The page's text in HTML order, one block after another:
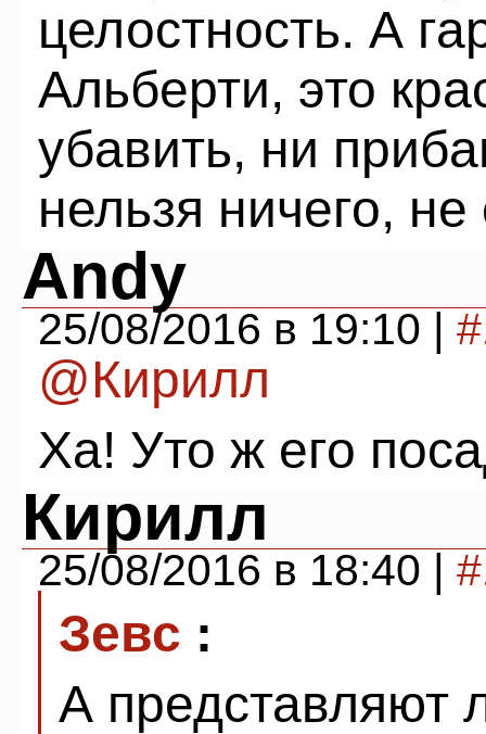
целостность. А
Альберти, это
убавить, ни
нельзя ничего,
Andy
25/08/2016 в 19:10 |
@Кирилл
Ха! Уто ж его
Кирилл
25/08/2016 в 18:40 |
Зевс :
А представляют